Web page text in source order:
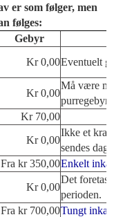
er som følger, men
følges:
Gebyr
Kr 0,00Eventuelt
Kr 0,00
Må være
purregebyr.
Kr 70,00
Kr 0,00
Ikke et
sendes
Fra kr 350,00Enkelt
Kr 0,00
Det foretas
perioden.
Fra kr 700,00Tungt